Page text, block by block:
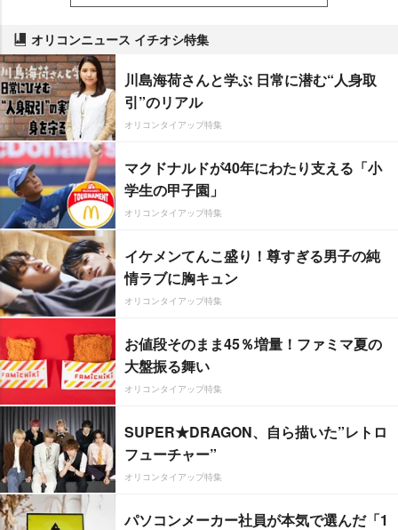
オリコンニュース イチオシ特集
川島海荷さんと学ぶ 日常に潜む“人身取
引”のリアル
オリコンタイアップ特集
マクドナルドが40年にわたり支える「小
学生の甲子園」
オリコンタイアップ特集
イケメンてんこ盛り！尊すぎる男子の純
情ラブに胸キュン
オリコンタイアップ特集
お値段そのまま45％増量！ファミマ夏の
大盤振る舞い
オリコンタイアップ特集
SUPER★DRAGON、自ら描いた”レトロ
フューチャー”
オリコンタイアップ特集
パソコンメーカー社員が本気で選んだ「1